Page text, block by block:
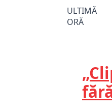
ULTIMĂ
ORĂ